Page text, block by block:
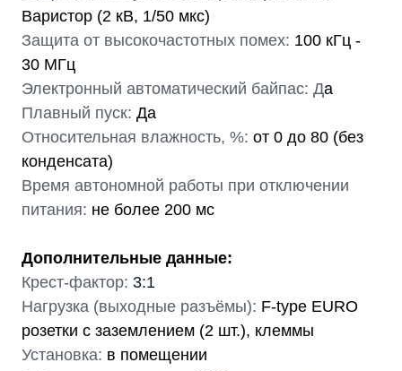
Варистор (2 кВ, 1/50 мкс)
Защита от высокочастотных помех: 100 кГц -
30 МГц
Электронный автоматический байпас: Да
Плавный пуск: Да
Относительная влажность, %: от 0 до 80 (без
конденсата)
Время автономной работы при отключении
питания: не более 200 мс
Дополнительные данные:
Крест-фактор: 3:1
Нагрузка (выходные разъёмы): F-type EURO
розетки с заземлением (2 шт.), клеммы
Установка: в помещении